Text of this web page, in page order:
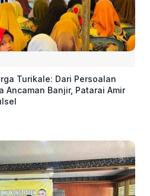
Turikale: Dari Persoalan
Ancaman Banjir, Patarai Amir